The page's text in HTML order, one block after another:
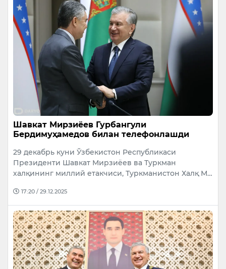
Шавкат Мирзиёев Гурбангули
Бердимуҳамедов билан телефонлашди
29 декабрь куни Ўзбекистон Республикаси
Президенти Шавкат Мирзиёев ва Туркман
халқининг миллий етакчиси, Туркманистон Халқ М…
17:20 / 29.12.2025